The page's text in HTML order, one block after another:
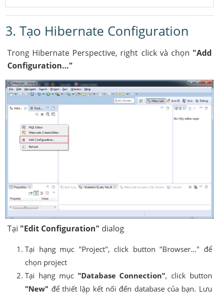
3. Tạo Hibernate Configuration
Trong Hibernate Perspective, right click và chọn "Add
Configuration…"
Tại "Edit Configuration" dialog
Tại hạng mục "Project", click button "Browser..." để
chọn project
Tại hạng mục "Database Connection", click button
"New" để thiết lập kết nối đến database của bạn. Lưu